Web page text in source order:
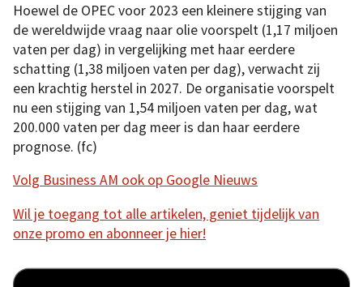
Hoewel de OPEC voor 2023 een kleinere stijging van
de wereldwijde vraag naar olie voorspelt (1,17 miljoen
vaten per dag) in vergelijking met haar eerdere
schatting (1,38 miljoen vaten per dag), verwacht zij
een krachtig herstel in 2027. De organisatie voorspelt
nu een stijging van 1,54 miljoen vaten per dag, wat
200.000 vaten per dag meer is dan haar eerdere
prognose. (fc)
Volg Business AM ook op Google Nieuws
Wil je toegang tot alle artikelen, geniet tijdelijk van
onze promo en abonneer je hier!